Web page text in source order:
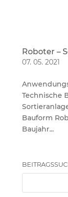
Roboter –
07. 05. 2021
Technische
Bauform
Baujahr...